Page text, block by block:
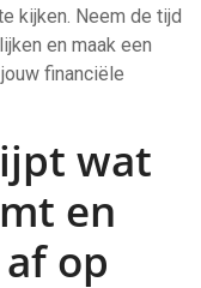
kijken. Neem de tijd
en maak een
financiële
wat
en
op